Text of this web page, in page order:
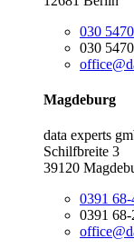
030
030
Magdeburg
data experts
Schilfbreite 3
39120
0391
0391 68-